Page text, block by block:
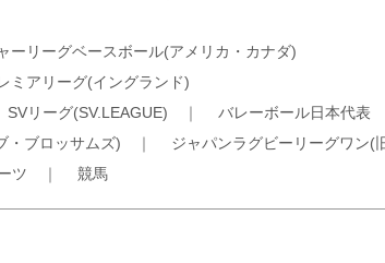
ーリーグベースボール(アメリカ・カナダ)
ミアリーグ(イングランド)
SVリーグ(SV.LEAGUE) ｜ バレーボール日本代表
・ブロッサムズ) ｜ ジャパンラグビーリーグワン(
ツ ｜ 競馬